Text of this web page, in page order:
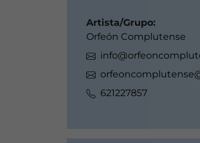
Artista/Grupo:
Orfeón Complutense
621227857